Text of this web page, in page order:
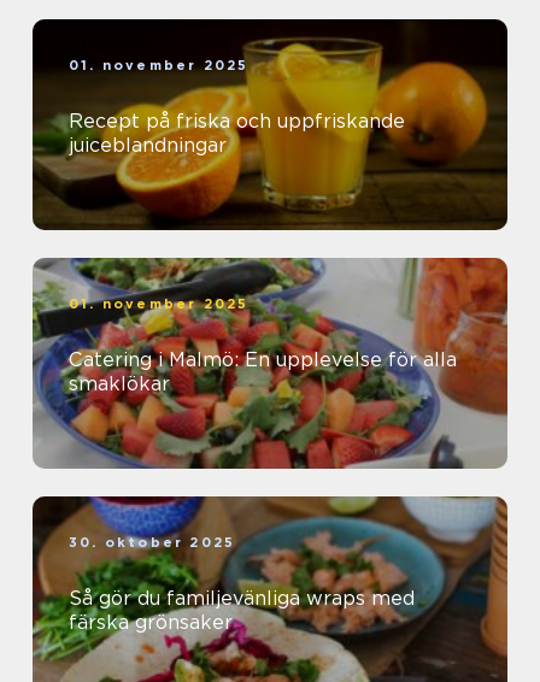
01. november 2025
Recept på friska och uppfriskande
juiceblandningar
01. november 2025
Catering i Malmö: En upplevelse för alla
smaklökar
30. oktober 2025
Så gör du familjevänliga wraps med
färska grönsaker